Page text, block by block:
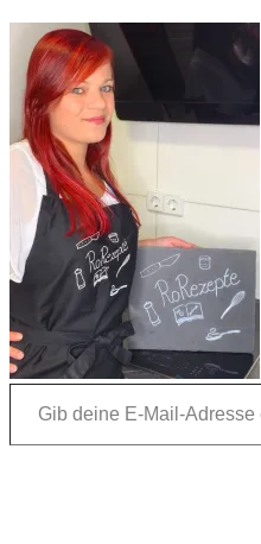
Gib deine E-Mail-Adresse ein ...